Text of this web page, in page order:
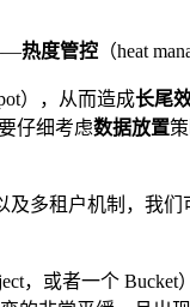
热度管控 （heat
），从而造成长尾
仔细考虑数据放置
多租户机制，我们
，或者一个 Bucket